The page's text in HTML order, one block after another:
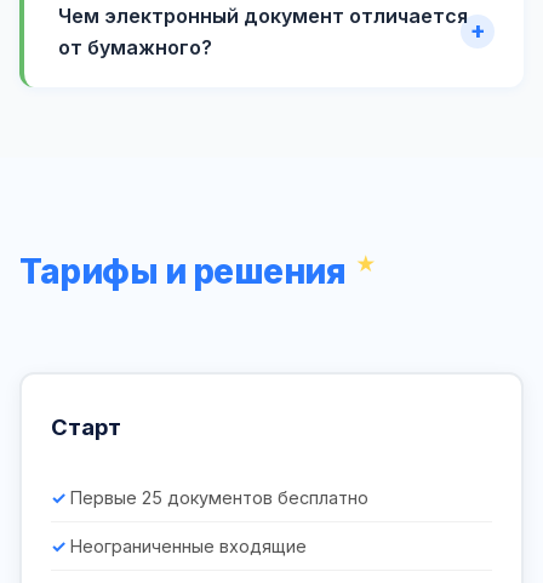
Чем электронный документ отличается
от бумажного?
Тарифы и решения
Старт
Первые 25 документов бесплатно
Неограниченные входящие